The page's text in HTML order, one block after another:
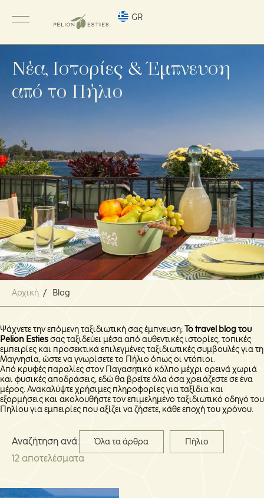
GR
Νέα, Ιστορίες & Έμπνευση
από το Πήλιο
Αρχική / Blog
Ψάχνετε την επόμενη ταξιδιωτική σας έμπνευση;Το travel blog του
Pelion Estiesσας ταξιδεύει μέσα από αυθεντικές ιστορίες, τοπικές
εμπειρίες και προσεκτικά επιλεγμένες ταξιδιωτικές συμβουλές για τη
Μαγνησία, ώστε να γνωρίσετε το Πήλιο όπως οι ντόπιοι.
Από κρυφές παραλίες στον Παγασητικό κόλπο μέχρι ορεινά χωριά
και φυσικές αποδράσεις, εδώ θα βρείτε όλα όσα χρειάζεστε σε ένα
μέρος. Ανακαλύψτε χρήσιμες πληροφορίες για ταξίδια και
εξορμήσεις και ακολουθήστε τον επιμελημένο ταξιδιωτικό οδηγό του
Πηλίου για εμπειρίες που αξίζει να ζήσετε, κάθε εποχή του χρόνου.
Αναζήτηση ανά: Όλα τα άρθρα Πήλιο
12 αποτελέσματα